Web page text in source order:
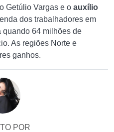
Getúlio Vargas e o auxílio
dos trabalhadores em
quando 64 milhões de
As regiões Norte e
ganhos.
POR